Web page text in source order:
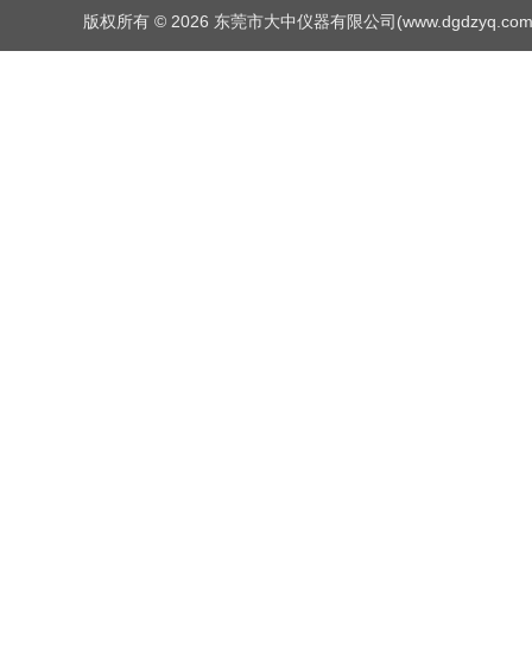
版权所有 © 2026 东莞市大中仪器有限公司